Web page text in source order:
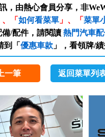
，由熱心會員分享，非
、「 如何看菜單」、「 菜單
/配件，請閱讀 熱門汽車
到「 優惠車款」，看領牌/
上一筆 返回菜單列